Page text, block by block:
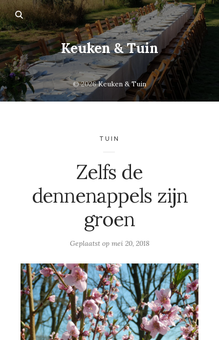
Keuken & Tuin
© 2026Keuken & Tuin
TUIN
Zelfs de
dennenappels zijn
groen
Geplaatst op mei 20, 2018